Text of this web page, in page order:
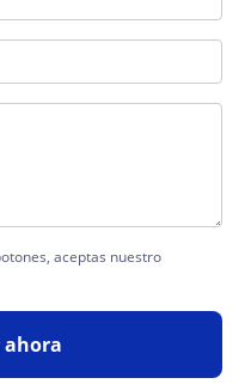
aceptas nuestro
ahora